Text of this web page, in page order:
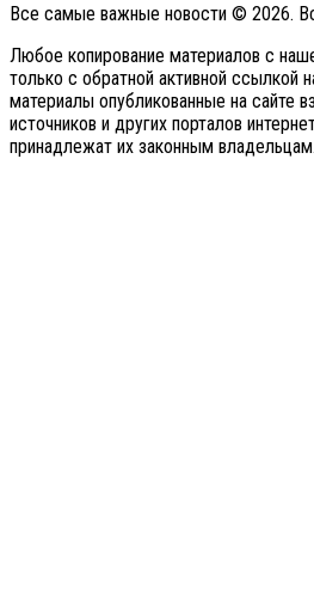
Все самые важные новости © 2026.
Любое копирование материалов с
только с обратной активной ссылкой
материалы опубликованные на сайте
источников и других порталов
принадлежат их законным владельцам.